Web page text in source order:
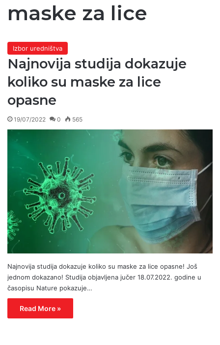
maske za lice
Izbor uredništva
Najnovija studija dokazuje
koliko su maske za lice
opasne
19/07/2022 0 565
Najnovija studija dokazuje koliko su maske za lice opasne! Još
jednom dokazano! Studija objavljena jučer 18.07.2022. godine u
časopisu Nature pokazuje…
Read More »